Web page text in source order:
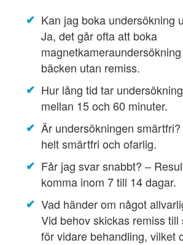
Kan jag boka undersökning
Ja, det går ofta att boka
bäcken utan remiss.
Hur lång tid tar
mellan 15 och 60 minuter.
Är undersökningen
helt smärtfri och ofarlig.
Får jag svar snabbt? –
komma inom 7 till 14 dagar.
Vad händer om något
Vid behov skickas remiss till
för vidare behandling, vilket